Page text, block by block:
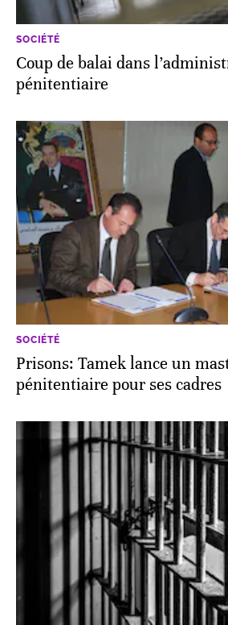
SOCIÉTÉ
Coup de balai dans
pénitentiaire
SOCIÉTÉ
Prisons: Tamek lance un
pénitentiaire pour ses cadres